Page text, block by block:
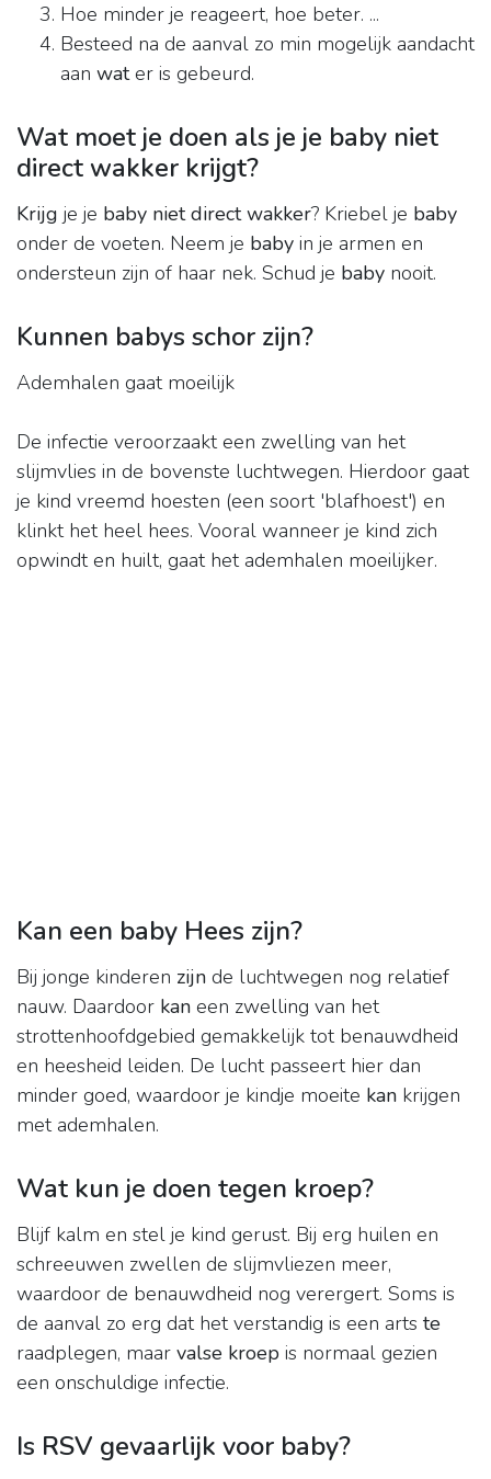
Hoe minder je reageert, hoe beter. ...
Besteed na de aanval zo min mogelijk aandacht
aan water is gebeurd.
Wat moet je doen als je je baby niet
direct wakker krijgt?
Krijg je je baby niet direct wakker? Kriebel je baby
onder de voeten. Neem je baby in je armen en
ondersteun zijn of haar nek. Schud je baby nooit.
Kunnen babys schor zijn?
Ademhalen gaat moeilijk
De infectie veroorzaakt een zwelling van het
slijmvlies in de bovenste luchtwegen. Hierdoor gaat
je kind vreemd hoesten (een soort 'blafhoest') en
klinkt het heel hees. Vooral wanneer je kind zich
opwindt en huilt, gaat het ademhalen moeilijker.
Kan een baby Hees zijn?
Bij jonge kinderen zijn de luchtwegen nog relatief
nauw. Daardoor kan een zwelling van het
strottenhoofdgebied gemakkelijk tot benauwdheid
en heesheid leiden. De lucht passeert hier dan
minder goed, waardoor je kindje moeite kan krijgen
met ademhalen.
Wat kun je doen tegen kroep?
Blijf kalm en stel je kind gerust. Bij erg huilen en
schreeuwen zwellen de slijmvliezen meer,
waardoor de benauwdheid nog verergert. Soms is
de aanval zo erg dat het verstandig is een arts te
raadplegen, maar valse kroep is normaal gezien
een onschuldige infectie.
Is RSV gevaarlijk voor baby?